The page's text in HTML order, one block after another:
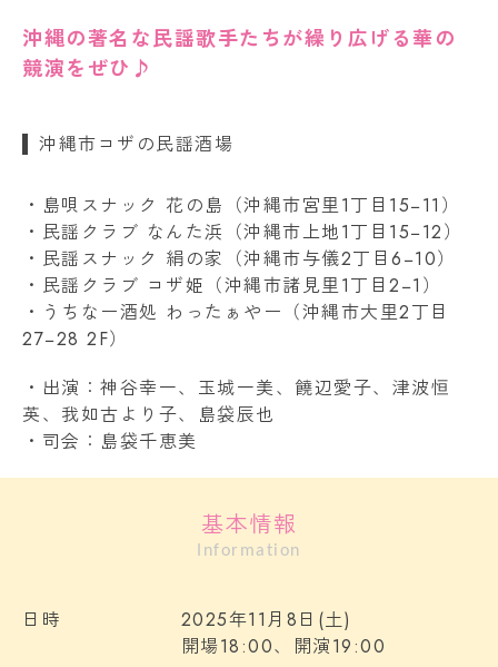
沖縄の著名な民謡歌手たちが繰り広げる華の
競演をぜひ♪
沖縄市コザの民謡酒場
・島唄スナック 花の島（沖縄市宮里1丁目15−11）
・民謡クラブ なんた浜（沖縄市上地1丁目15−12）
・民謡スナック 絹の家（沖縄市与儀2丁目6−10）
・民謡クラブ コザ姫（沖縄市諸見里1丁目2−1）
・うちなー酒処 わったぁやー（沖縄市大里2丁目
27−28 2F）
・出演：神谷幸一、玉城一美、饒辺愛子、津波恒
英、我如古より子、島袋辰也
・司会：島袋千恵美
基本情報
Information
日時
2025年11月8日(土)
開場18:00、開演19:00